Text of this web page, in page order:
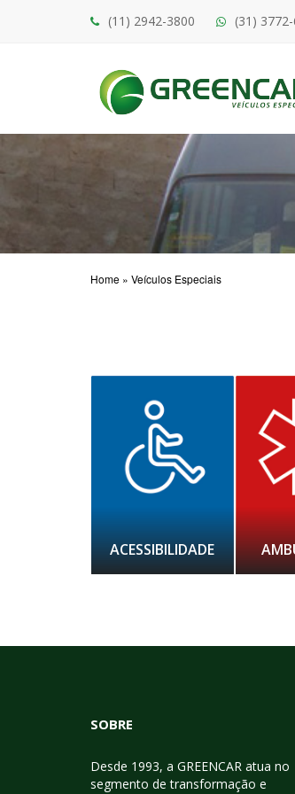
(11) 2942-3800 (31)
Home » Veículos Especiais
ACESSIBILIDADE
SOBRE
Desde 1993, a GREENCAR atua no
segmento de transformação e